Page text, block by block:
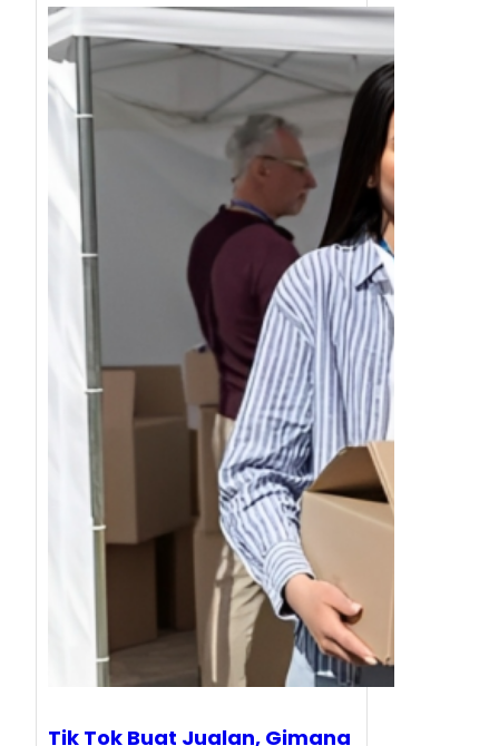
Tik Tok Buat Jualan, Gimana